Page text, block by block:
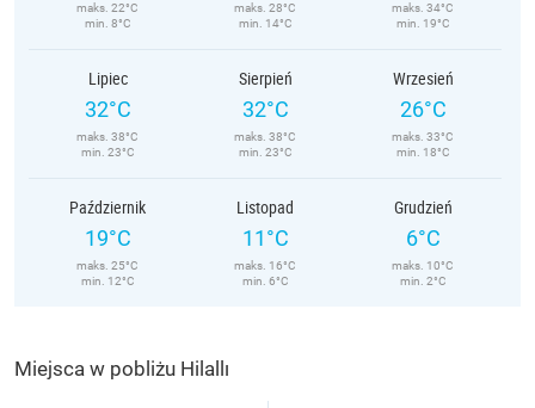
maks. 22°C
min. 8°C
maks. 28°C
min. 14°C
maks. 34°C
min. 19°C
Lipiec
32°C
maks. 38°C
min. 23°C
Sierpień
32°C
maks. 38°C
min. 23°C
Wrzesień
26°C
maks. 33°C
min. 18°C
Październik
19°C
maks. 25°C
min. 12°C
Listopad
11°C
maks. 16°C
min. 6°C
Grudzień
6°C
maks. 10°C
min. 2°C
Miejsca w pobliżu Hilallı